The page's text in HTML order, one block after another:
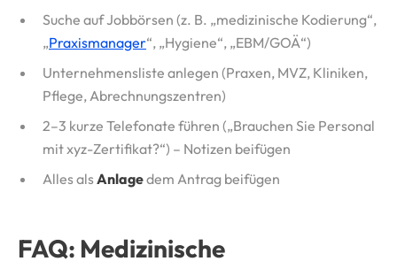
Suche auf Jobbörsen (z. B. „medizinische Kodierung“,
„Praxismanager“, „Hygiene“, „EBM/GOÄ“)
Unternehmensliste anlegen (Praxen, MVZ, Kliniken,
Pflege, Abrechnungszentren)
2–3 kurze Telefonate führen („Brauchen Sie Personal
mit xyz-Zertifikat?“) – Notizen beifügen
Alles alsAnlagedem Antrag beifügen
FAQ: Medizinische